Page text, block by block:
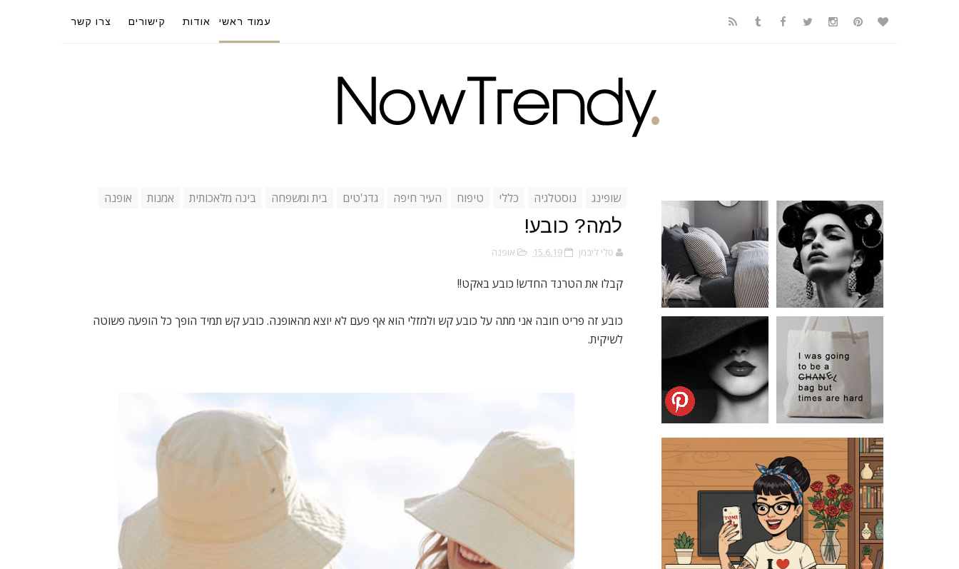
עמוד ראשי אודות קישורים צרו קשר
אופנה אמנות בינה מלאכותית בית ומשפחה גדג'טים העיר חיפה טיפוח כללי נוסטלגיה שופינג
למה? כובע!
טלי ליבמן 15.6.19 אופנה
קבלו את הטרנד החדש! כובע באקט!!
כובע זה פריט חובה אני מתה על כובע קש ולמזלי הוא אף פעם לא יוצא מהאופנה. כובע קש תמיד הופך כל הופעה פשוטה
לשיקית.